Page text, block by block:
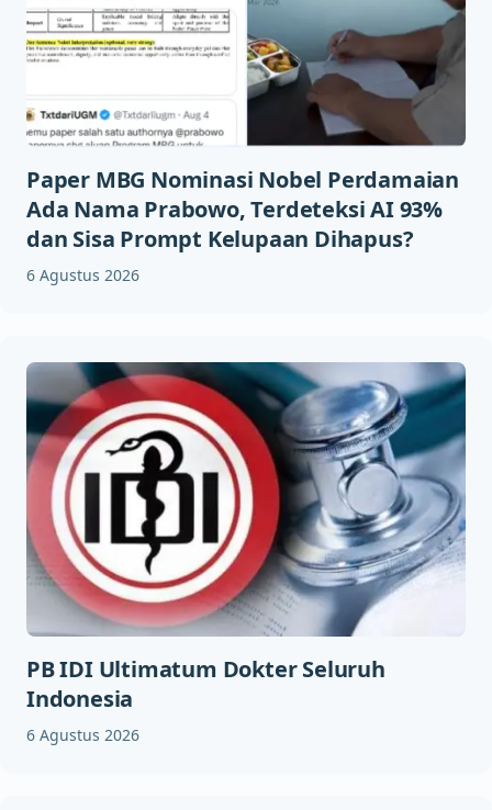
Paper MBG Nominasi Nobel Perdamaian
Ada Nama Prabowo, Terdeteksi AI 93%
dan Sisa Prompt Kelupaan Dihapus?
6 Agustus 2026
PB IDI Ultimatum Dokter Seluruh
Indonesia
6 Agustus 2026